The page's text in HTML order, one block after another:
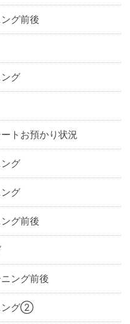
グ前後
グ
トお預かり状況
グ
グ
グ前後
ング前後
ング②